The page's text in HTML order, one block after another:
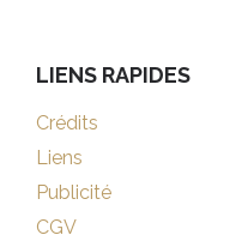
LIENS RAPIDES
Crédits
Liens
Publicité
CGV